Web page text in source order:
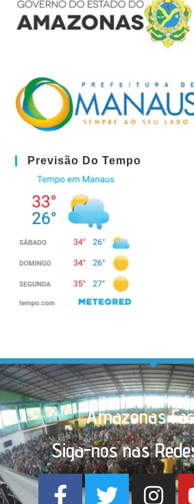
Previsão Do Tempo
Amazonas
Siga-nos nas